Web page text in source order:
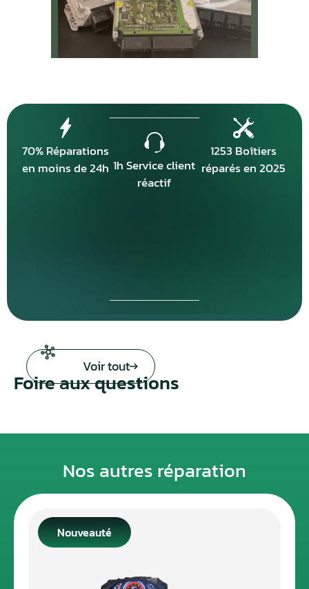
70% Réparations
en moins de 24h 1h Service client
réactif
1253 Boîtiers
réparés en 2025
Voir tout
Foire aux questions
Nos autres réparation
Nouveauté